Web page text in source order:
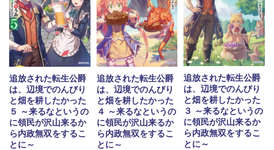
追放された転生公爵
は、辺境でのんびり
と畑を耕したかった
５ ～来るなというの
に領民が沢山来るか
ら内政無双をするこ
とに～
追放された転生公爵
は、辺境でのんびり
と畑を耕したかった
４ ～来るなというの
に領民が沢山来るか
ら内政無双をするこ
とに～
追放された転生公爵
は、辺境でのんびり
と畑を耕したかった
３ ～来るなというの
に領民が沢山来るか
ら内政無双をするこ
とに～